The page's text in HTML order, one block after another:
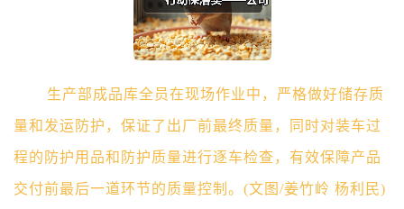
生产部成品库全员在现场作业中，严格做好储存质
量和发运防护，保证了出厂前最终质量，同时对装车过
程的防护用品和防护质量进行逐车检查，有效保障产品
交付前最后一道环节的质量控制。 (文图/姜竹岭 杨利民)